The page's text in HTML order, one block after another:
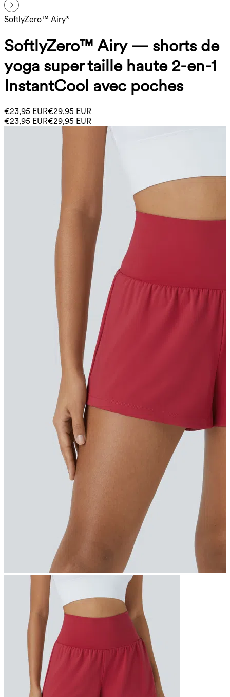
SoftlyZero™ Airy*
SoftlyZero™ Airy — shorts de
yoga super taille haute 2-en-1
InstantCool avec poches
€23,95 EUR€29,95 EUR
€23,95 EUR€29,95 EUR